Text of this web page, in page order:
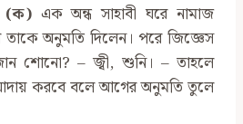
(ক)এক অন্ধ সাহাবী ঘরে নামাজ
অনুমতি দিলেন। পরে জিজ্ঞেস
শোনো? – জ্বী, শুনি। – তাহলে
করবে বলে আগের অনুমতি তুলে